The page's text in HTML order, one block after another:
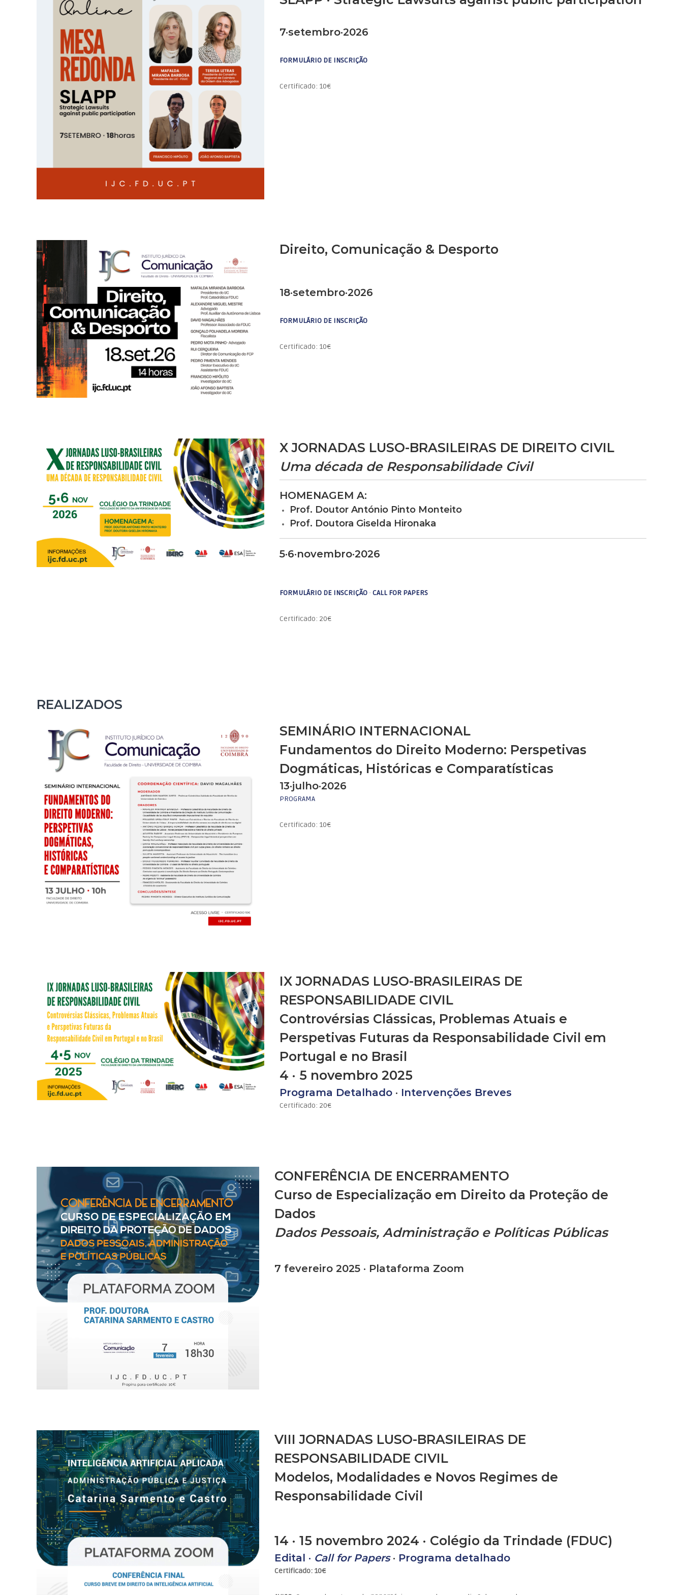
7·setembro·2026
FORMULÁRIO DE INSCRIÇÃO
Certificado: 10€
Direito, Comunicação & Desporto
18·setembro·2026
FORMULÁRIO DE INSCRIÇÃO
Certificado: 10€
X JORNADAS LUSO-BRASILEIRAS DE DIREITO CIVIL
Uma década de Responsabilidade Civil
HOMENAGEM A:
Prof. Doutor António Pinto Monteito
Prof. Doutora Giselda Hironaka
5·6·novembro·2026
FORMULÁRIO DE INSCRIÇÃO ·CALL FOR PAPERS
Certificado: 20€
REALIZADOS
SEMINÁRIO INTERNACIONAL
Fundamentos do Direito Moderno: Perspetivas
Dogmáticas, Históricas e Comparatísticas
13·julho·2026
PROGRAMA
Certificado: 10€
IX JORNADAS LUSO-BRASILEIRAS DE
RESPONSABILIDADE CIVIL
Controvérsias Clássicas, Problemas Atuais e
Perspetivas Futuras da Responsabilidade Civil em
Portugal e no Brasil
4 · 5 novembro 2025
Programa Detalhado · Intervenções Breves
Certificado: 20€
CONFERÊNCIA DE ENCERRAMENTO
Curso de Especialização em Direito da Proteção de
Dados
Dados Pessoais, Administração e Políticas Públicas
7 fevereiro 2025 · Plataforma Zoom
VIII JORNADAS LUSO-BRASILEIRAS DE
RESPONSABILIDADE CIVIL
Modelos, Modalidades e Novos Regimes de
Responsabilidade Civil
14 · 15 novembro 2024 · Colégio da Trindade (FDUC)
Edital · Call for Papers· Programa detalhado
Certificado: 10€